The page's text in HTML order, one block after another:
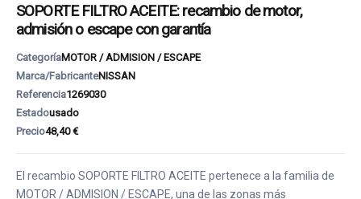
SOPORTE FILTRO ACEITE: recambio de motor,
admisión o escape con garantía
CategoríaMOTOR / ADMISION / ESCAPE
Marca/FabricanteNISSAN
Referencia1269030
Estadousado
Precio48,40 €
El recambio SOPORTE FILTRO ACEITE pertenece a la familia de
MOTOR / ADMISION / ESCAPE, una de las zonas más